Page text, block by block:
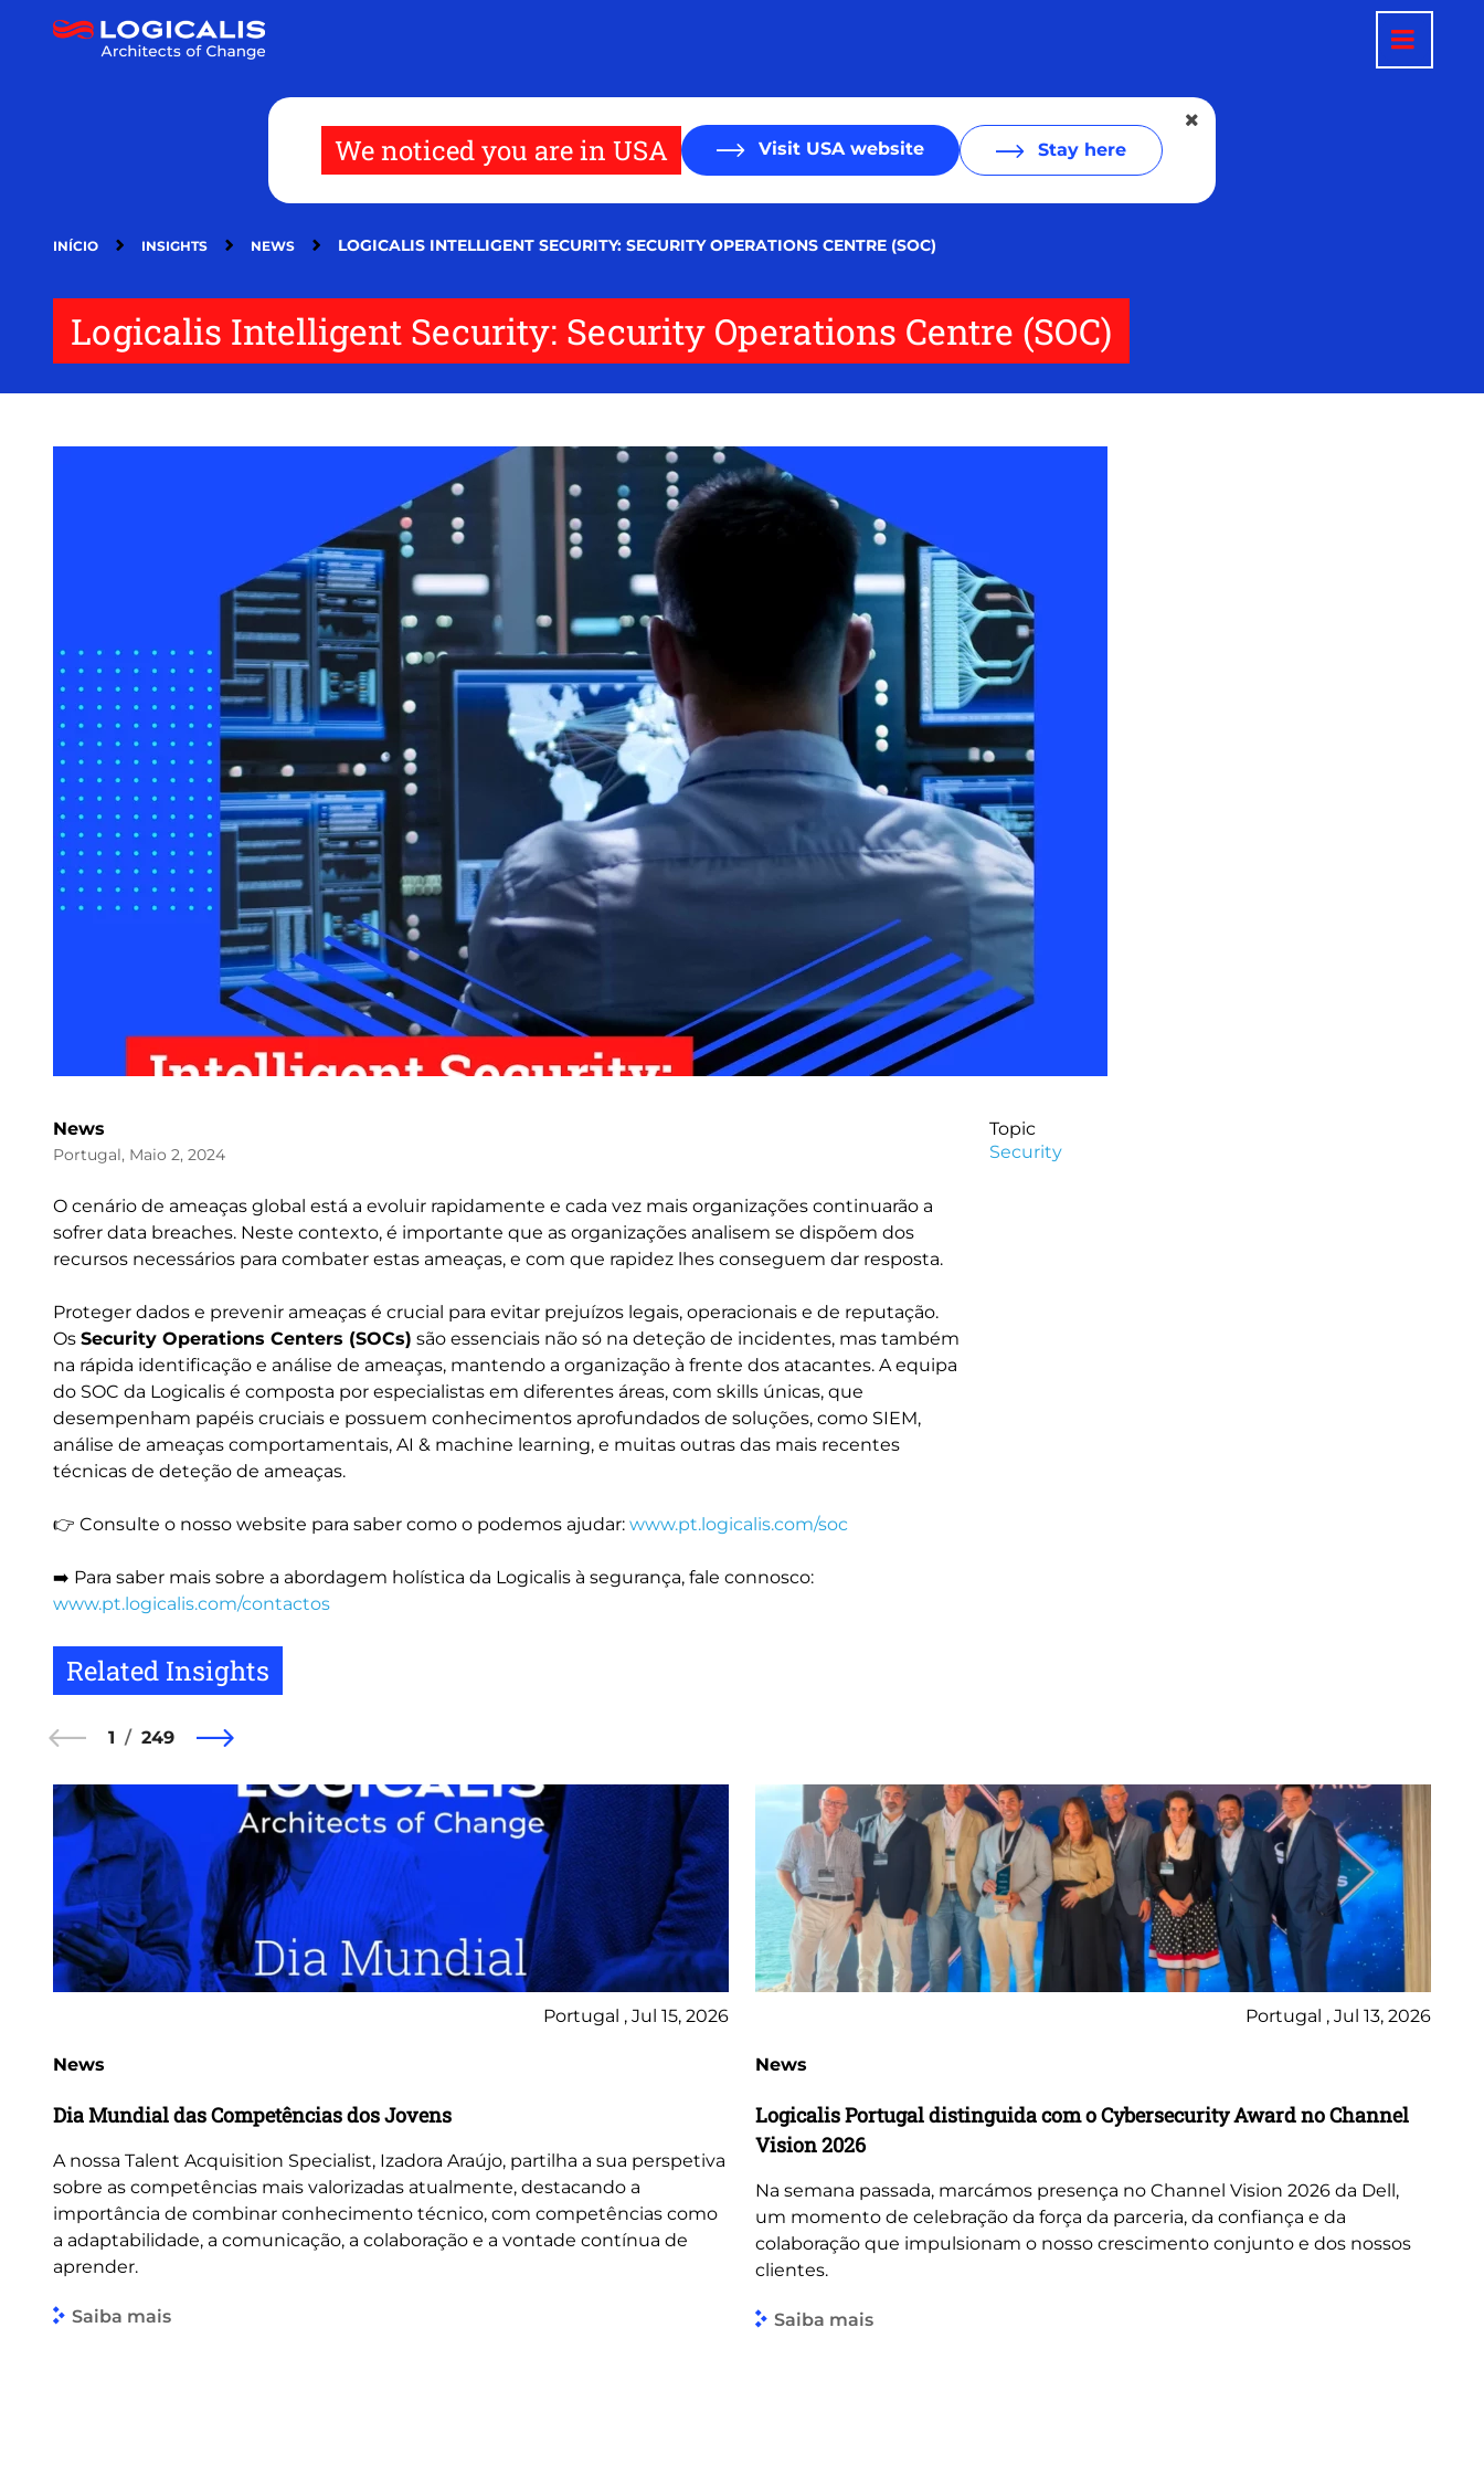
We noticed you are in USA Visit USA website Stay here
INÍCIO INSIGHTS NEWS LOGICALIS INTELLIGENT SECURITY: SECURITY OPERATIONS CENTRE (SOC)
Logicalis Intelligent Security: Security Operations Centre (SOC)
News
Portugal, Maio 2, 2024
O cenário de ameaças global está a evoluir rapidamente e cada vez mais organizações continuarão a
sofrer data breaches. Neste contexto, é importante que as organizações analisem se dispõem dos
recursos necessários para combater estas ameaças, e com que rapidez lhes conseguem dar resposta.
Proteger dados e prevenir ameaças é crucial para evitar prejuízos legais, operacionais e de reputação.
Os Security Operations Centers (SOCs) são essenciais não só na deteção de incidentes, mas também
na rápida identificação e análise de ameaças, mantendo a organização à frente dos atacantes. A equipa
do SOC da Logicalis é composta por especialistas em diferentes áreas, com skills únicas, que
desempenham papéis cruciais e possuem conhecimentos aprofundados de soluções, como SIEM,
análise de ameaças comportamentais, AI & machine learning, e muitas outras das mais recentes
técnicas de deteção de ameaças.
👉 Consulte o nosso website para saber como o podemos ajudar: www.pt.logicalis.com/soc
➡️ Para saber mais sobre a abordagem holística da Logicalis à segurança, fale connosco:
www.pt.logicalis.com/contactos
Topic
Security
Related Insights
1 249
Portugal , Jul 15, 2026
News
Dia Mundial das Competências dos Jovens
A nossa Talent Acquisition Specialist, Izadora Araújo, partilha a sua perspetiva
sobre as competências mais valorizadas atualmente, destacando a
importância de combinar conhecimento técnico, com competências como
a adaptabilidade, a comunicação, a colaboração e a vontade contínua de
aprender.
Saiba mais
Portugal , Jul 13, 2026
News
Logicalis Portugal distinguida com o Cybersecurity Award no Channel
Vision 2026
Na semana passada, marcámos presença no Channel Vision 2026 da Dell,
um momento de celebração da força da parceria, da confiança e da
colaboração que impulsionam o nosso crescimento conjunto e dos nossos
clientes.
Saiba mais